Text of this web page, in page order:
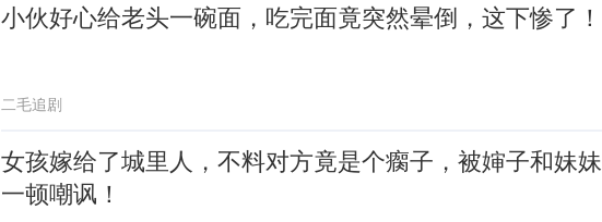
小伙好心给老头一碗面，吃完面竟突然晕倒，这下惨了！
二毛追剧
女孩嫁给了城里人，不料对方竟是个瘸子，被婶子和妹妹
一顿嘲讽！